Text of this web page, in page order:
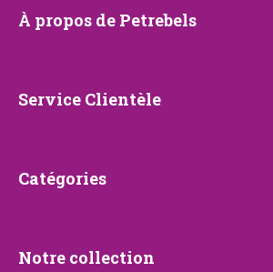
À
Petrebels
À propos de Petrebels
Service
Service Clientèle
Catégories
Catégories
Notre
Notre collection